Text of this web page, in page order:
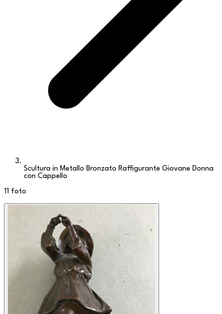
Scultura in Metallo Bronzato Raffigurante Giovane Donna
con Cappello
11 foto